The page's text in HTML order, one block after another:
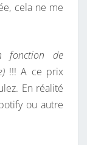
A
cela ne me
fonction de
!!! A ce prix
En réalité
ou autre